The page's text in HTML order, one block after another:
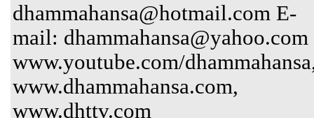
dhammahansa@hotmail.com E-
mail: dhammahansa@yahoo.com
www.youtube.com/
www.dhammahansa.com,
www.dhttv.com